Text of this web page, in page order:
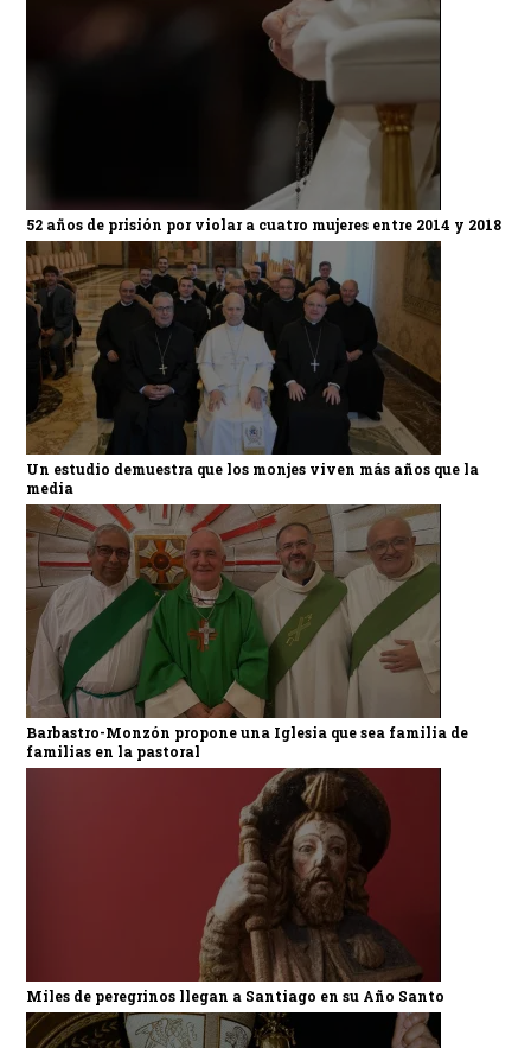
52 años de prisión por violar a cuatro mujeres entre 2014 y 2018
Un estudio demuestra que los monjes viven más años que la
media
Barbastro-Monzón propone una Iglesia que sea familia de
familias en la pastoral
Miles de peregrinos llegan a Santiago en su Año Santo